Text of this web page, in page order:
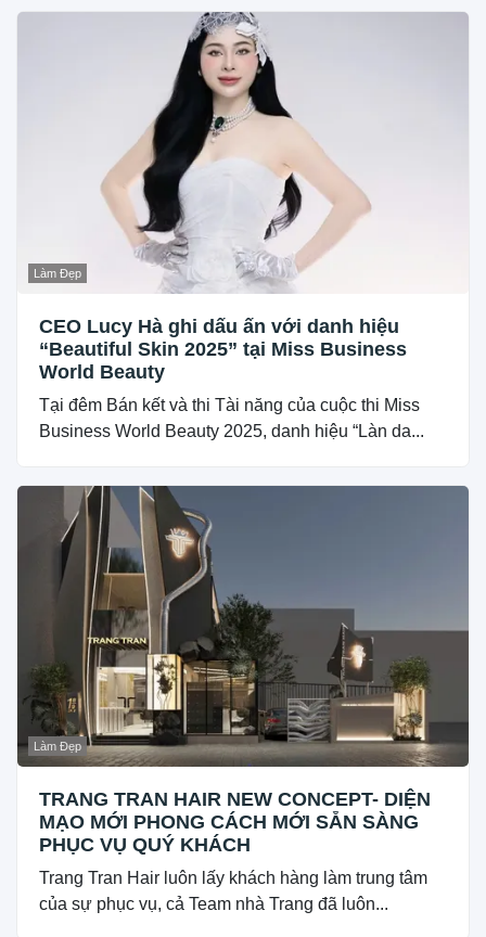
Làm Đẹp
CEO Lucy Hà ghi dấu ấn với danh hiệu
“Beautiful Skin 2025” tại Miss Business
World Beauty
Tại đêm Bán kết và thi Tài năng của cuộc thi Miss
Business World Beauty 2025, danh hiệu “Làn da...
Làm Đẹp
TRANG TRAN HAIR NEW CONCEPT- DIỆN
MẠO MỚI PHONG CÁCH MỚI SẴN SÀNG
PHỤC VỤ QUÝ KHÁCH
Trang Tran Hair luôn lấy khách hàng làm trung tâm
của sự phục vụ, cả Team nhà Trang đã luôn...